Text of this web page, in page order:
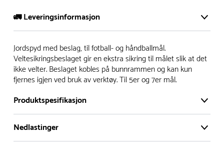
🚛 Leveringsinformasjon
Vi har et stort og effektivt lager i Skanderborg, Danmark -
på ca. 6000 kvadratmeter, med mer enn 5000 produkter
klare for levering.
- Leveringstid på lagerførte varer er normalt 5-7 virkedager.
- Leveringstid på spesialvarer og bestillingsvarer vil variere.
Kontakt gjerne kundeservice for å få oppgitt forventet
leveringstid.
Jordspyd med beslag, til fotball- og håndballmål.
Veltesikringsbeslaget gir en ekstra sikring til målet slik at det
ikke velter. Beslaget kobles på bunnrammen og kan kun
fjernes igjen ved bruk av verktøy. Til 5er og 7er mål.
Produktspesifikasjon
Materiale:
Dimensjoner: Lengde :35 cm
Nedlastinger